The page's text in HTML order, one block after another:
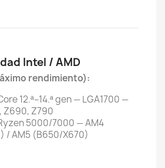
Intel / AMD
rendimiento):
12.ª–14.ª gen — LGA1700 —
Z690, Z790
5000/7000 — AM4
/ AM5 (B650/X670)